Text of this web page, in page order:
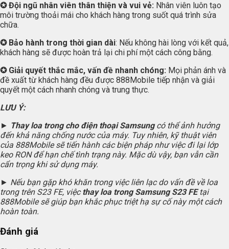
✪ Đội ngũ nhân viên thân thiện và vui vẻ: Nhân viên luôn tạo
môi trường thoải mái cho khách hàng trong suốt quá trình sửa
chữa.
✪ Bảo hành trong thời gian dài: Nếu không hài lòng với kết quả,
khách hàng sẽ được hoàn trả lại chi phí một cách công bằng.
✪ Giải quyết thắc mắc, vấn đề nhanh chóng: Mọi phản ánh và
đề xuất từ khách hàng đều được 888Mobile tiếp nhận và giải
quyết một cách nhanh chóng và trung thực.
LƯU Ý:
► Thay loa trong cho điện thoại Samsungcó thể ảnh hưởng
đến khả năng chống nước của máy. Tuy nhiên, kỹ thuật viên
của 888Mobile sẽ tiến hành các biện pháp như việc đi lại lớp
keo RON để hạn chế tình trạng này. Mặc dù vậy, bạn vẫn cần
cẩn trọng khi sử dụng máy.
► Nếu bạn gặp khó khăn trong việc liên lạc do vấn đề về loa
trong trên S23 FE, việcthay loa trong Samsung S23 FEtại
888Mobile sẽ giúp bạn khắc phục triệt hạ sự cố này một cách
hoàn toàn.
Đánh giá